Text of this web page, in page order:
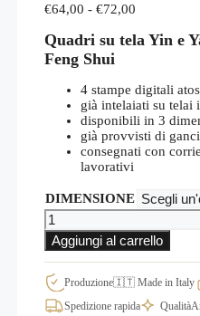
€64,00 - €72,00
prezzo:
a
€72,00
Quadri su tela Yin e
Feng Shui
4 stampe digitali
già intelaiati su telai
disponibili in 3
già provvisti di ganci
consegnati con
lavorativi
DIMENSIONE
Quadri
moderni
yin
yang
arredamento
Feng
Shui
Aggiungi al carrello
Produzione🇮🇹 Made in Italy
Spedizione rapida
Qualità